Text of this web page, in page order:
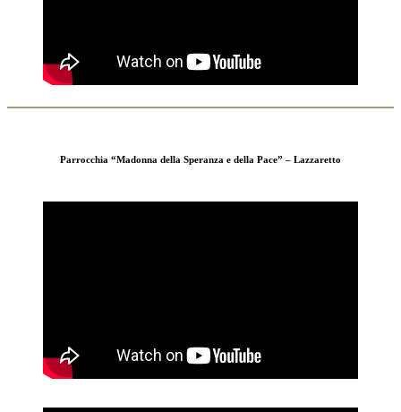
Parrocchia “Madonna della Speranza e della Pace” – Lazzaretto